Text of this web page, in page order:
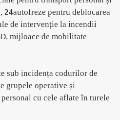
24autofreze pentru deblocarea
de intervenție la incendii
mijloace de mobilitate
sub incidența codurilor de
grupele operative și
cu cele aflate în turele